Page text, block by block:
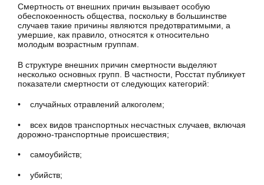
Смертность от внешних причин вызывает особую
обеспокоенность общества, поскольку в большинстве
случаев такие причины являются предотвратимыми, а
умершие, как правило, относятся к относительно
молодым возрастным группам.
В структуре внешних причин смертности выделяют
несколько основных групп. В частности, Росстат публикует
показатели смертности от следующих категорий:
• случайных отравлений алкоголем;
• всех видов транспортных несчастных случаев, включая
дорожно-транспортные происшествия;
• самоубийств;
• убийств;